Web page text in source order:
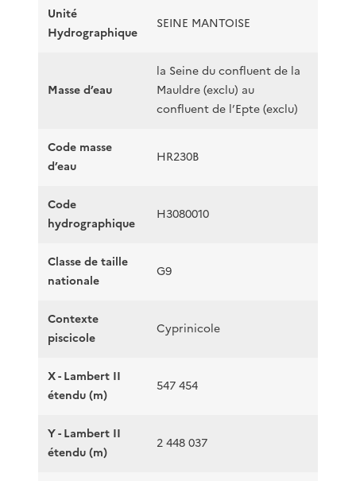
Unité
Hydrographique
SEINE MANTOISE
Masse d’eau
la Seine du confluent de la
Mauldre (exclu) au
confluent de l’Epte (exclu)
Code masse
d’eau
HR230B
Code
hydrographique
H3080010
Classe de taille
nationale
G9
Contexte
piscicole
Cyprinicole
X - Lambert II
étendu (m)
547 454
Y - Lambert II
étendu (m)
2 448 037